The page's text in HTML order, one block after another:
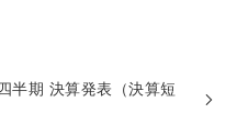
半期 決算発表（決算短